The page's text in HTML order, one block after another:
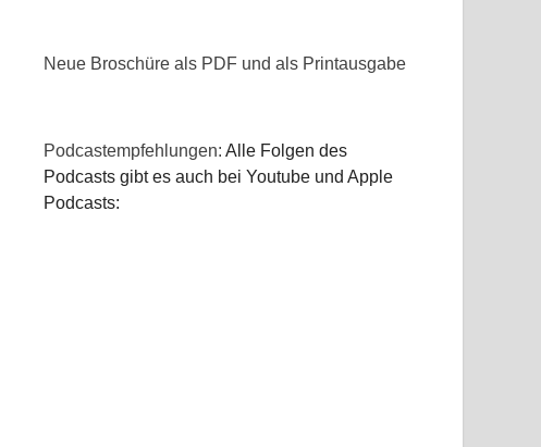
Neue Broschüre als PDF und als Printausgabe
Podcastempfehlungen:Alle Folgen des
Podcasts gibt es auch bei Youtube und Apple
Podcasts: